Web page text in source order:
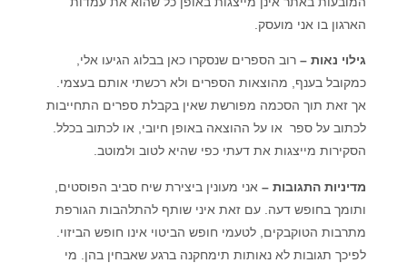
הארגון בו אני מועסק.
גילוי נאות – רוב הספרים שנסקרו כאן בבלוג הגיעו אלי,
כמקובל בענף, מהוצאות הספרים ולא רכשתי אותם בעצמי.
אך זאת תוך הסכמה מפורשת שאין בקבלת ספרים התחייבות
לכתוב על ספר או על ההוצאה באופן חיובי, או לכתוב בכלל.
הסקירות מייצגות את דעתי כפי שהיא לטוב ולמוטב.
מדיניות התגובות – אני מעונין ביצירת שיח סביב הפוסטים,
ותומך בחופש דעה. עם זאת איני שותף להתלהבות הגורפת
מתרבות הטוקבקים, לטעמי חופש הביטוי אינו חופש הביזוי.
לפיכך תגובות לא נאותות תימחקנה ברגע שאבחין בהן. מי